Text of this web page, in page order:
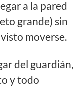
a la pared
grande) sin
moverse.
del guardián,
y todo